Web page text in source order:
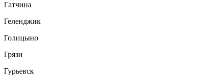
Гатчина
Геленджик
Голицыно
Грязи
Гурьевск